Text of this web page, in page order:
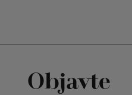
Objavte